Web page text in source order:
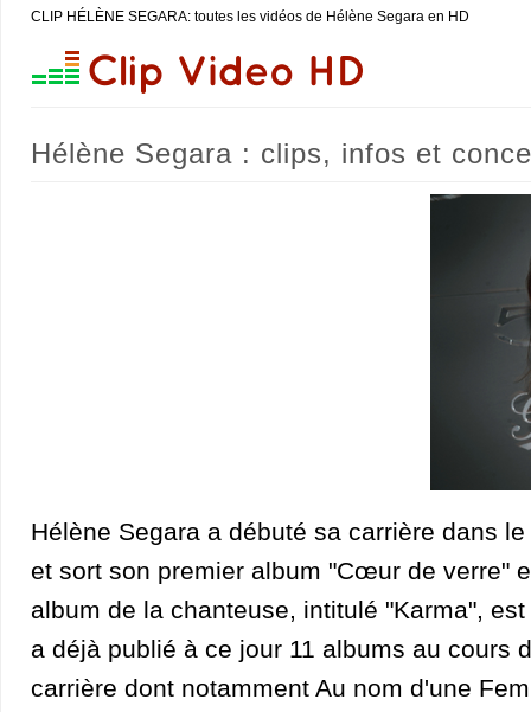
CLIP HÉLÈNE SEGARA: toutes les vidéos de Hélène Segara en HD
Hélène Segara : clips, infos et
Hélène Segara a débuté sa carrière dans
et sort son premier album "Cœur de verre"
album de la chanteuse, intitulé "Karma",
a déjà publié à ce jour 11 albums au cours
carrière dont notamment Au nom d'une